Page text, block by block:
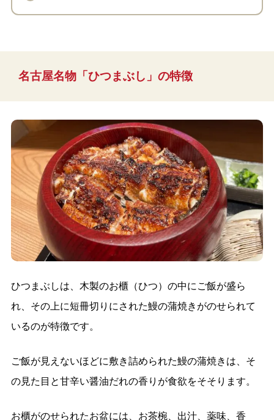
名古屋名物「ひつまぶし」の特徴
ひつまぶしは、木製のお櫃（ひつ）の中にご飯が盛ら
れ、その上に短冊切りにされた鰻の蒲焼きがのせられて
いるのが特徴です。
ご飯が見えないほどに敷き詰められた鰻の蒲焼きは、そ
の見た目と甘辛い醤油だれの香りが食欲をそそります。
お櫃がのせられたお盆には、お茶椀、出汁、薬味、香